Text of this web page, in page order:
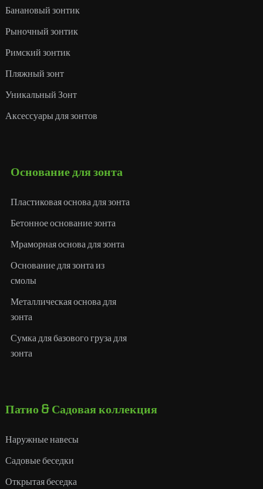
Банановый зонтик
Рыночный зонтик
Римский зонтик
Пляжный зонт
Уникальный Зонт
Аксессуары для зонтов
Основание для зонта
Пластиковая основа для зонта
Бетонное основание зонта
Мраморная основа для зонта
Основание для зонта из
смолы
Металлическая основа для
зонта
Сумка для базового груза для
зонта
Патио & Садовая коллекция
Наружные навесы
Садовые беседки
Открытая беседка